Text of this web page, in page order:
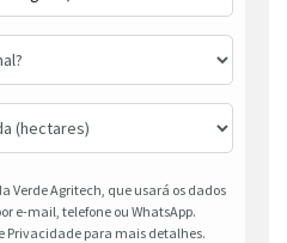
Verde Agritech, que usará os dados
e-mail, telefone ou WhatsApp.
Privacidade para mais detalhes.